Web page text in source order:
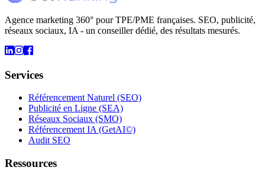
Agence marketing 360° pour TPE/PME françaises. SEO, publicité,
réseaux sociaux, IA - un conseiller dédié, des résultats mesurés.
Services
Référencement Naturel (SEO)
Publicité en Ligne (SEA)
Réseaux Sociaux (SMO)
Référencement IA (GetAI©)
Audit SEO
Ressources